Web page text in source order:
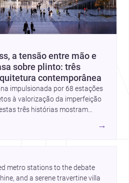
a tensão entre mão e
sobre plinto: três
contemporânea
impulsionada por 68 estações
à valorização da imperfeição
três histórias mostram
a reinventar cidades, materiais→
metro stations to the debate
and a serene travertine villa